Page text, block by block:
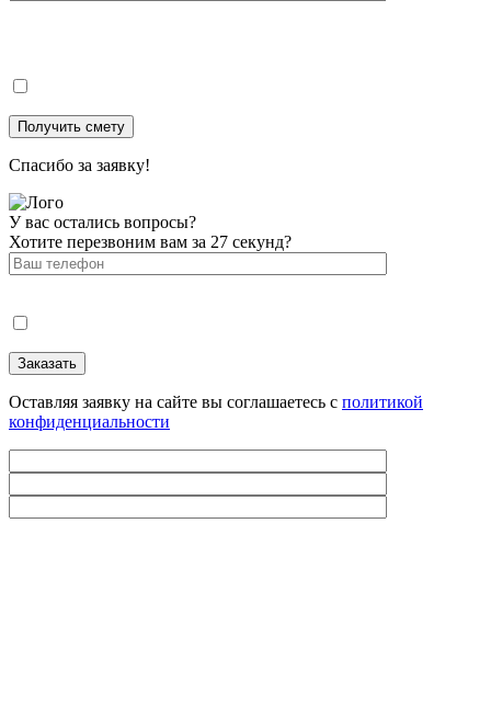
Спасибо за заявку!
У вас остались вопросы?
Хотите перезвоним вам за 27 секунд?
Оставляя заявку на сайте вы соглашаетесь с политикой
конфиденциальности